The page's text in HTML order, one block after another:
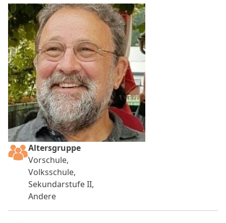
Altersgruppe
Vorschule,
Volksschule,
Sekundarstufe II,
Andere